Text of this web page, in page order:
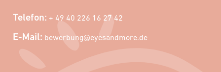
Telefon: + 49 40 226 16 27 42
E-Mail: bewerbung@eyesandmore.de